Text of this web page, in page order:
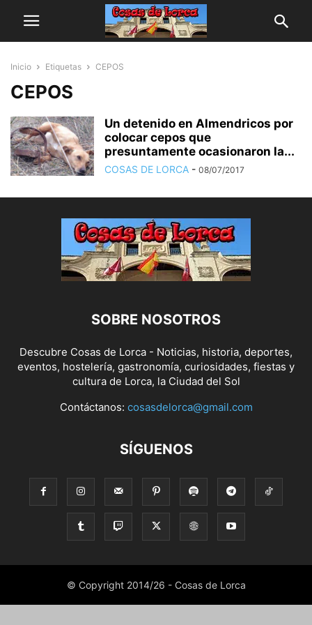
Inicio Etiquetas CEPOS
CEPOS
Un detenido en Almendricos por
colocar cepos que
presuntamente ocasionaron la...
COSAS DE LORCA - 08/07/2017
SOBRE NOSOTROS
Descubre Cosas de Lorca - Noticias, historia, deportes,
eventos, hostelería, gastronomía, curiosidades, fiestas y
cultura de Lorca, la Ciudad del Sol
Contáctanos: cosasdelorca@gmail.com
SÍGUENOS
© Copyright 2014/26 - Cosas de Lorca